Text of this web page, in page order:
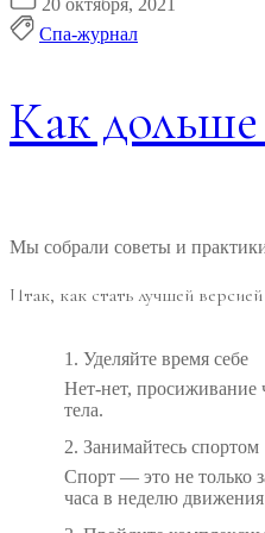
20 октября, 2021
Спа-журнал
Как
Мы собрали советы и
Итак, как стать лучшей версией
1. Уделяйте время себе
Нет-нет, просиживание
тела.
2. Занимайтесь спортом
Спорт — это не только
часа в неделю